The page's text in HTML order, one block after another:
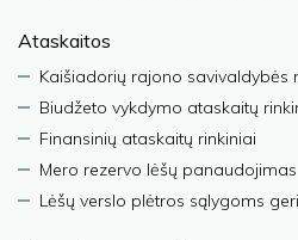
Ataskaitos
Kaišiadorių rajono savivaldybės
Biudžeto vykdymo ataskaitų
Finansinių ataskaitų rinkiniai
Mero rezervo lėšų panaudojimas
Lėšų verslo plėtros sąlygoms